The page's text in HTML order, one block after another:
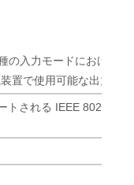
の入力モードにおける出
置で使用可能な出力電力
トされる IEEE 802.3af